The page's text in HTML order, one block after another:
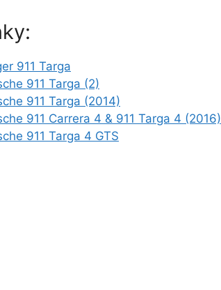
911 Targa
911 Targa (2)
911 Targa (2014)
911 Carrera 4 & 911 Targa 4 (2016)
911 Targa 4 GTS